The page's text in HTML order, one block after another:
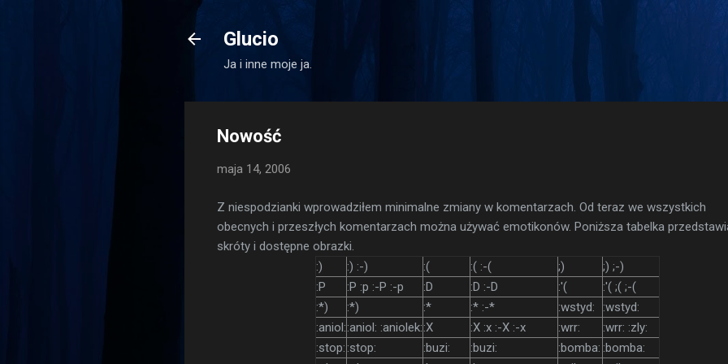
Glucio
Ja i inne moje ja.
Nowość
maja 14, 2006
Z niespodzianki wprowadziłem minimalne zmiany w komentarzach. Od teraz we wszystkich
obecnych i przeszłych komentarzach można używać emotikonów. Poniższa tabelka
skróty i dostępne obrazki.
:)
:) :-) :( :( :-( ;)
;) ;-)
:P
:P :p :-P :-p :D :D :-D :'(
:'( ;( ;-(
:*)
:*) :* :* :-* :wstyd:
:wstyd:
:aniol::aniol: :aniolek::X :X :x :-X :-x :wrr:
:wrr: :zly:
:stop: :stop: :buzi: :buzi: :bomba: :bomba: